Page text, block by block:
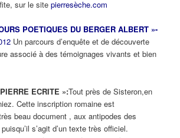
sur le sitepierresèche.com
POETIQUES DU BERGER ALBERT »-
Un parcours d’enquête et de découverte
associé à des témoignages vivants et bien
ECRITE »:Tout près de Sisteron,en
Cette inscription romaine est
beau document , aux antipodes des
puisqu’il s’agit d’un texte très officiel.